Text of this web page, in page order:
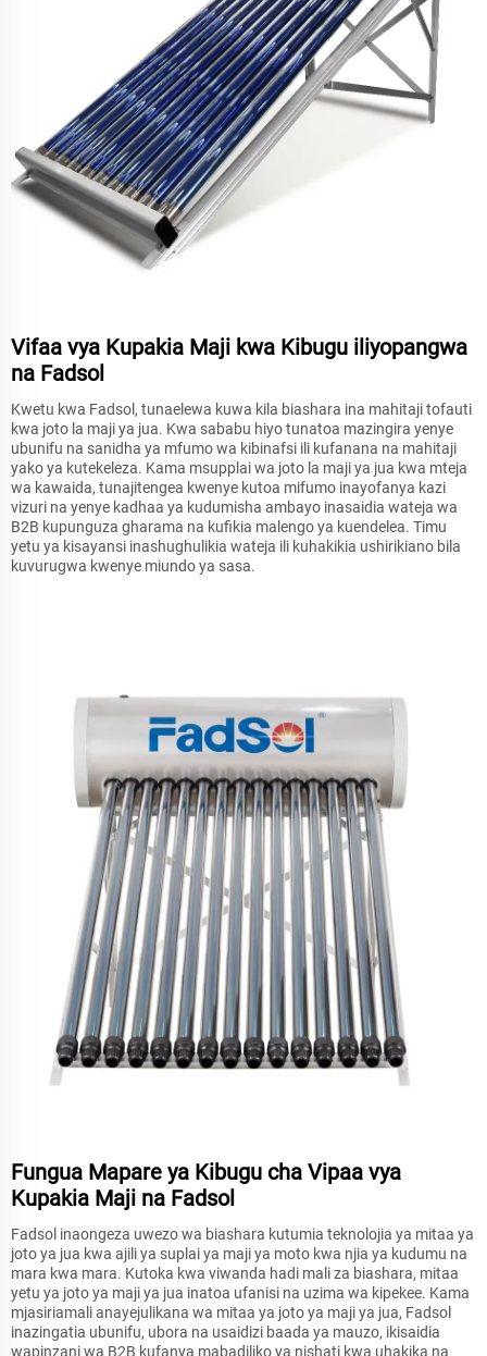
Vifaa vya Kupakia Maji kwa Kibugu iliyopangwa
na Fadsol
Kwetu kwa Fadsol, tunaelewa kuwa kila biashara ina mahitaji tofauti
kwa joto la maji ya jua. Kwa sababu hiyo tunatoa mazingira yenye
ubunifu na sanidha ya mfumo wa kibinafsi ili kufanana na mahitaji
yako ya kutekeleza. Kama msupplai wa joto la maji ya jua kwa mteja
wa kawaida, tunajitengea kwenye kutoa mifumo inayofanya kazi
vizuri na yenye kadhaa ya kudumisha ambayo inasaidia wateja wa
B2B kupunguza gharama na kufikia malengo ya kuendelea. Timu
yetu ya kisayansi inashughulikia wateja ili kuhakikia ushirikiano bila
kuvurugwa kwenye miundo ya sasa.
Fungua Mapare ya Kibugu cha Vipaa vya
Kupakia Maji na Fadsol
Fadsol inaongeza uwezo wa biashara kutumia teknolojia ya mitaa ya
joto ya jua kwa ajili ya suplai ya maji ya moto kwa njia ya kudumu na
mara kwa mara. Kutoka kwa viwanda hadi mali za biashara, mitaa
yetu ya joto ya maji ya jua inatoa ufanisi na uzima wa kipekee. Kama
mjasiriamali anayejulikana wa mitaa ya joto ya maji ya jua, Fadsol
inazingatia ubunifu, ubora na usaidizi baada ya mauzo, ikisaidia
wapinzani wa B2B kufanya mabadiliko ya nishati kwa uhakika na